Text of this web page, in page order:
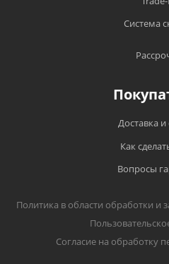
Система
Доставка и
Как
Вопросы
Политика в области обработки
Согласие на обработку